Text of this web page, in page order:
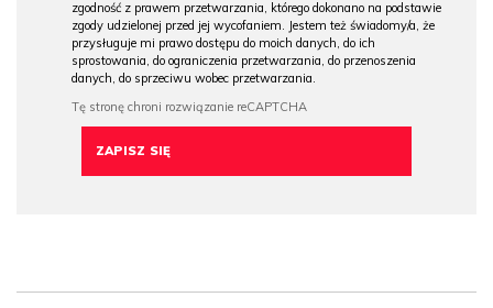
zgodność z prawem przetwarzania, którego dokonano na podstawie
zgody udzielonej przed jej wycofaniem. Jestem też świadomy/a, że
przysługuje mi prawo dostępu do moich danych, do ich
sprostowania, do ograniczenia przetwarzania, do przenoszenia
danych, do sprzeciwu wobec przetwarzania.